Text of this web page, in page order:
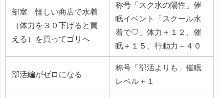
部室 怪しい商店で水着
（体力を３０下げると買
える）を買ってゴリへ
称号「スク水の陽性」催
眠イベント「スクール水
着で♡」体力＋１２、催
眠＋１５、行動力－４０
部活編がゼロになる
称号「部活よりも」催眠
レベル＋１